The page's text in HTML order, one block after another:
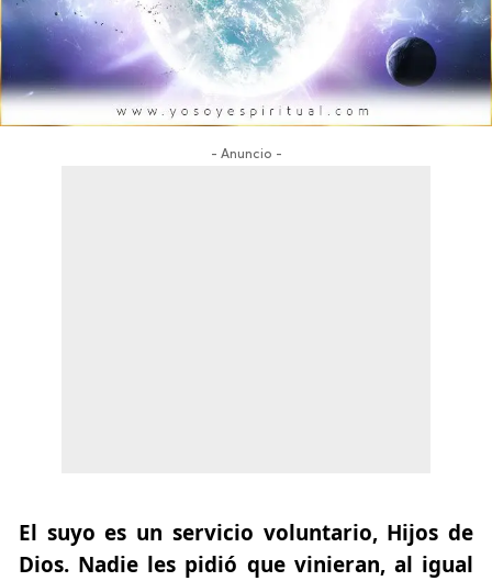
- Anuncio -
El suyo es un servicio voluntario, Hijos de
Dios. Nadie les pidió que vinieran, al igual